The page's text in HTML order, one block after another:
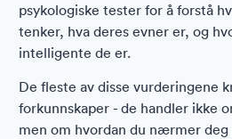
psykologiske tester for å forstå
tenker, hva deres evner er, og
intelligente de er.
De fleste av disse vurderingene
forkunnskaper - de handler ikke
men om hvordan du nærmer